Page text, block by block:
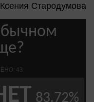
Ксения Стародумова